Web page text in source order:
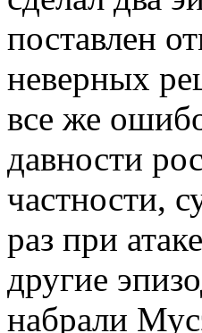
поставлен
неверных
все же
давности
частности,
раз при
другие
набрали